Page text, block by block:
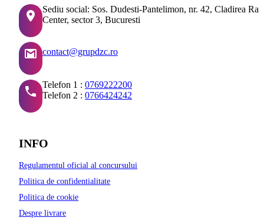
Sediu social: Sos. Dudesti-Pantelimon, nr. 42, Cladirea
Center, sector 3, Bucuresti
contact@grupdzc.ro
Telefon 1 : 0769222200
Telefon 2 : 0766424242
INFO
Regulamentul oficial al concursului
Politica de confidentialitate
Politica de cookie
Despre livrare